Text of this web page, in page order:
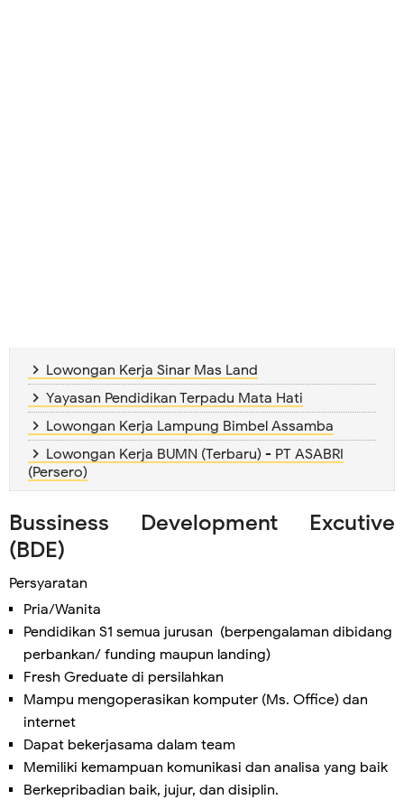
Lowongan Kerja Sinar Mas Land
Yayasan Pendidikan Terpadu Mata Hati
Lowongan Kerja Lampung Bimbel Assamba
Lowongan Kerja BUMN (Terbaru) - PT ASABRI
(Persero)
Bussiness Development Excutive
(BDE)
Persyaratan
Pria/Wanita
Pendidikan S1 semua jurusan (berpengalaman dibidang
perbankan/ funding maupun landing)
Fresh Greduate di persilahkan
Mampu mengoperasikan komputer (Ms. Office) dan
internet
Dapat bekerjasama dalam team
Memiliki kemampuan komunikasi dan analisa yang baik
Berkepribadian baik, jujur, dan disiplin.